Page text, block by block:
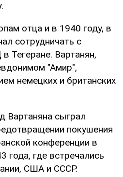
отца и в 1940 году, в
сотрудничать с
Тегеране. Вартанян,
"Амир",
немецких и британских
Вартаняна сыграл
покушения
конференции в
года, где встречались
США и СССР.